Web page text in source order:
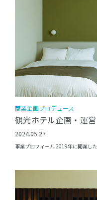
商業企画プロデュース
観光ホテル企画・運営
2024.05.27
事業プロフィール 2019年に開業し